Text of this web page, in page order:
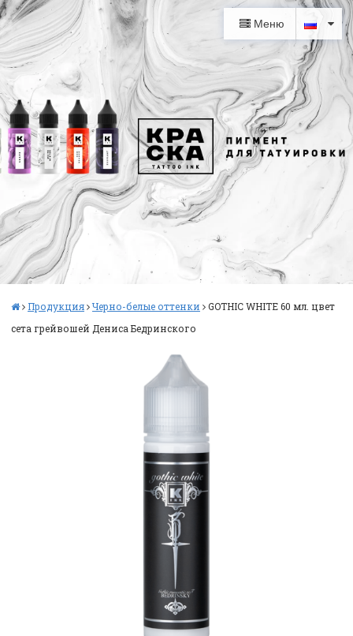
Меню
Продукция Черно-белые оттенки
GOTHIC WHITE 60 мл. цвет
сета грейвошей Дениса Бедринского